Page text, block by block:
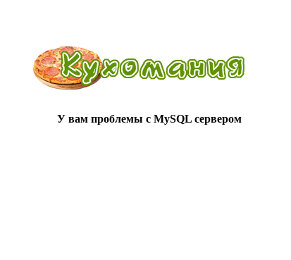
У вам проблемы с MySQL сервером